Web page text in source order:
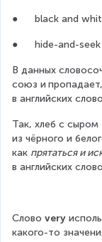
●      black and
●      hide-and-
В данных
союз и
в английских
Так, хлеб с
из чёрного и
как прятаться и
в английских
Слово very
какого-то